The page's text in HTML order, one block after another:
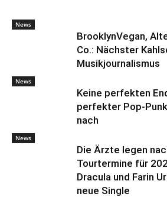
News
BrooklynVegan,
Co.: Nächster
Musikjournalismus
News
Keine perfekten
perfekter Pop-
nach
News
Die Ärzte legen
Tourtermine für
Dracula und Farin
neue Single